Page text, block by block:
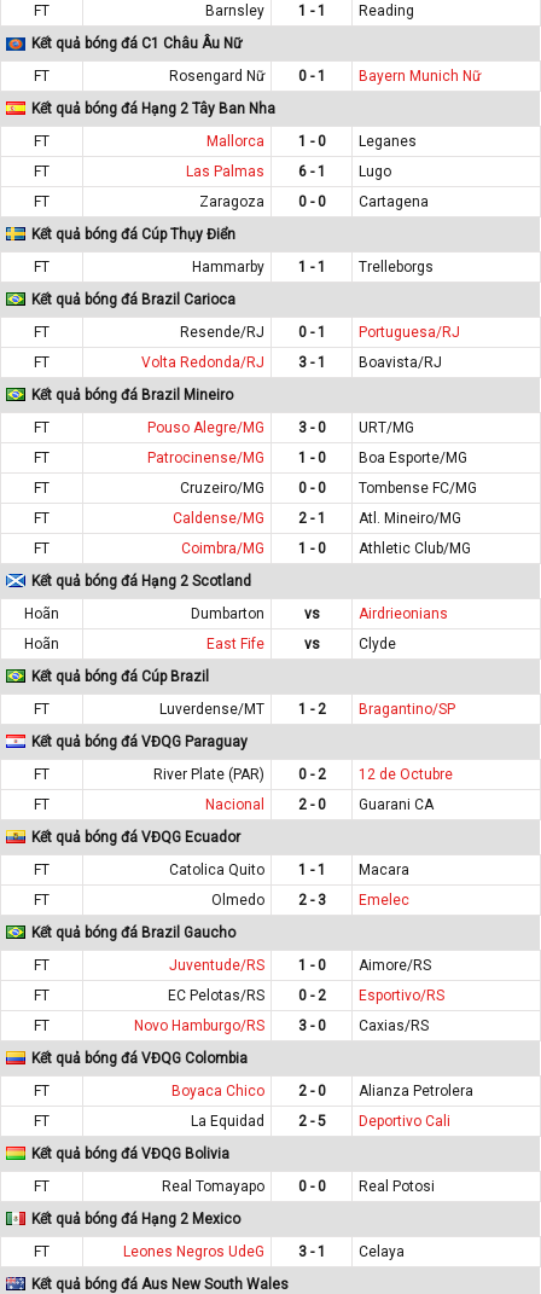
FT
Barnsley 1 - 1
Reading
Kết quả bóng đá C1 Châu Âu Nữ
FT
Rosengard Nữ 0 - 1
Bayern Munich Nữ
Kết quả bóng đá Hạng 2 Tây Ban Nha
FT
Mallorca 1 - 0
Leganes
FT
Las Palmas 6 - 1
Lugo
FT
Zaragoza 0 - 0
Cartagena
Kết quả bóng đá Cúp Thụy Điển
FT
Hammarby 1 - 1
Trelleborgs
Kết quả bóng đá Brazil Carioca
FT
Resende/RJ 0 - 1
Portuguesa/RJ
FT
Volta Redonda/RJ 3 - 1
Boavista/RJ
Kết quả bóng đá Brazil Mineiro
FT
Pouso Alegre/MG 3 - 0
URT/MG
FT
Patrocinense/MG 1 - 0
Boa Esporte/MG
FT
Cruzeiro/MG 0 - 0
Tombense FC/MG
FT
Caldense/MG 2 - 1
Atl. Mineiro/MG
FT
Coimbra/MG 1 - 0
Athletic Club/MG
Kết quả bóng đá Hạng 2 Scotland
Hoãn
Dumbarton vs
Airdrieonians
Hoãn
East Fife vs
Clyde
Kết quả bóng đá Cúp Brazil
FT
Luverdense/MT 1 - 2
Bragantino/SP
Kết quả bóng đá VĐQG Paraguay
FT
River Plate (PAR) 0 - 2
12 de Octubre
FT
Nacional 2 - 0
Guarani CA
Kết quả bóng đá VĐQG Ecuador
FT
Catolica Quito 1 - 1
Macara
FT
Olmedo 2 - 3
Emelec
Kết quả bóng đá Brazil Gaucho
FT
Juventude/RS 1 - 0
Aimore/RS
FT
EC Pelotas/RS 0 - 2
Esportivo/RS
FT
Novo Hamburgo/RS 3 - 0
Caxias/RS
Kết quả bóng đá VĐQG Colombia
FT
Boyaca Chico 2 - 0
Alianza Petrolera
FT
La Equidad 2 - 5
Deportivo Cali
Kết quả bóng đá VĐQG Bolivia
FT
Real Tomayapo 0 - 0
Real Potosi
Kết quả bóng đá Hạng 2 Mexico
FT
Leones Negros UdeG 3 - 1
Celaya
Kết quả bóng đá Aus New South Wales